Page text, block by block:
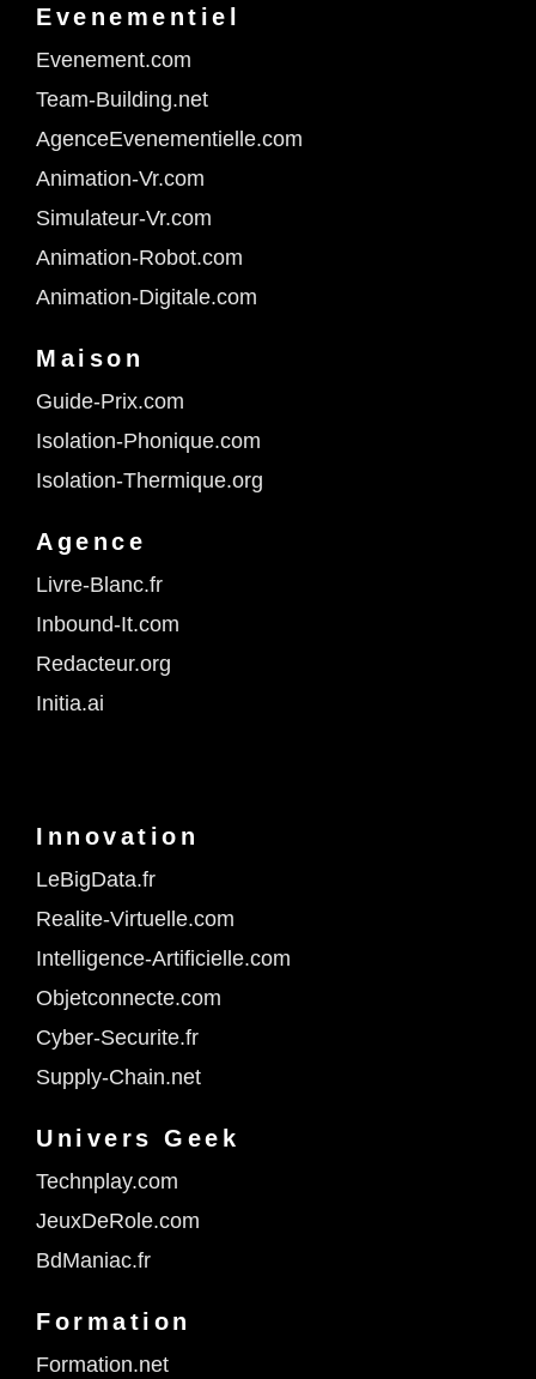
Evenementiel
Evenement.com
Team-Building.net
AgenceEvenementielle.com
Animation-Vr.com
Simulateur-Vr.com
Animation-Robot.com
Animation-Digitale.com
Maison
Guide-Prix.com
Isolation-Phonique.com
Isolation-Thermique.org
Agence
Livre-Blanc.fr
Inbound-It.com
Redacteur.org
Initia.ai
Innovation
LeBigData.fr
Realite-Virtuelle.com
Intelligence-Artificielle.com
Objetconnecte.com
Cyber-Securite.fr
Supply-Chain.net
Univers Geek
Technplay.com
JeuxDeRole.com
BdManiac.fr
Formation
Formation.net